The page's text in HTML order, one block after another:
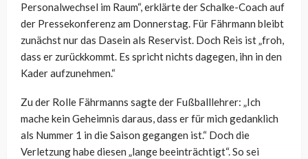
Personalwechsel im Raum“, erklärte der Schalke-Coach auf
der Pressekonferenz am Donnerstag. Für Fährmann bleibt
zunächst nur das Dasein als Reservist. Doch Reis ist „froh,
dass er zurückkommt. Es spricht nichts dagegen, ihn in den
Kader aufzunehmen.“
Zu der Rolle Fährmanns sagte der Fußballlehrer: „Ich
mache kein Geheimnis daraus, dass er für mich gedanklich
als Nummer 1 in die Saison gegangen ist.“ Doch die
Verletzung habe diesen „lange beeinträchtigt“. So sei